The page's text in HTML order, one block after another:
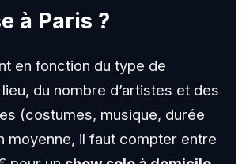
à Paris ?
en fonction du type de
du nombre d’artistes et des
(costumes, musique, durée
moyenne, il faut compter entre